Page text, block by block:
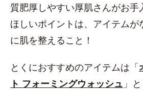
質肥厚しやすい厚肌さんがお手
ほしいポイントは、アイテムが
に肌を整えること！
とくにおすすめのアイテムは「
ト フォーミングウォッシュ 」